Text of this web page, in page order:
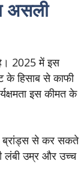
असली
2025 में इस
हिसाब से काफी
इस कीमत के
ब्रांड्स से कर सकते
लंबी उम्र और उच्च